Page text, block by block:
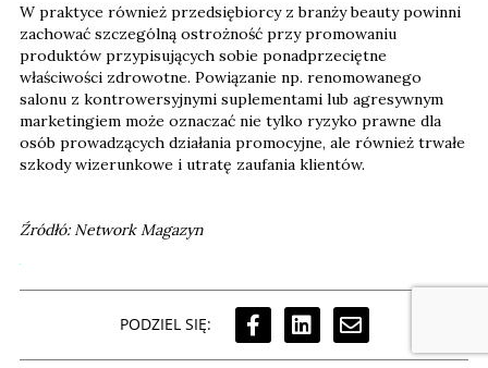
W praktyce również przedsiębiorcy z branży beauty powinni
zachować szczególną ostrożność przy promowaniu
produktów przypisujących sobie ponadprzeciętne
właściwości zdrowotne. Powiązanie np. renomowanego
salonu z kontrowersyjnymi suplementami lub agresywnym
marketingiem może oznaczać nie tylko ryzyko prawne dla
osób prowadzących działania promocyjne, ale również trwałe
szkody wizerunkowe i utratę zaufania klientów.
Źródłó: Network Magazyn
PODZIEL SIĘ: